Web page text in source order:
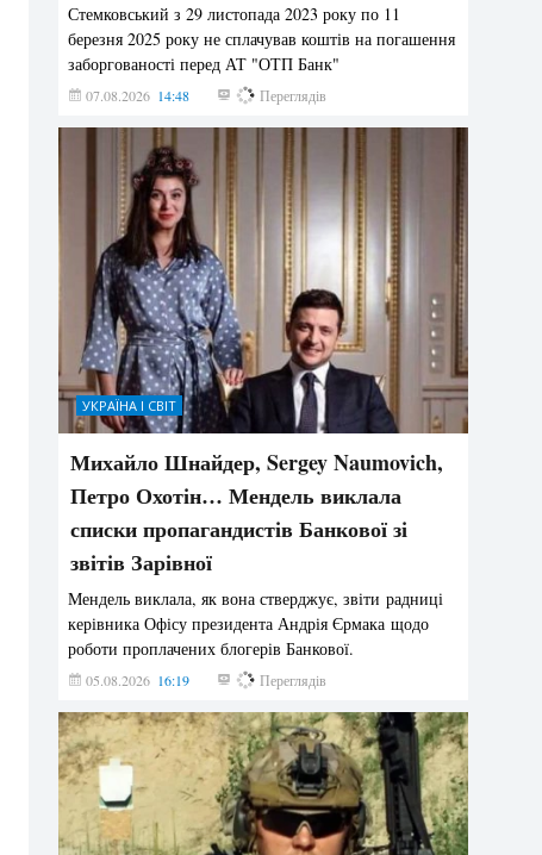
Стемковський з 29 листопада 2023 року по 11
березня 2025 року не сплачував коштів на погашення
заборгованості перед АТ "ОТП Банк"
07.08.2026 14:48 366 Переглядів
УКРАЇНА І СВІТ
Михайло Шнайдер, Sergey Naumovich,
Петро Охотін… Мендель виклала
списки пропагандистів Банкової зі
звітів Зарівної
Мендель виклала, як вона стверджує, звіти радниці
керівника Офісу президента Андрія Єрмака щодо
роботи проплачених блогерів Банкової.
05.08.2026 16:19 234 Переглядів